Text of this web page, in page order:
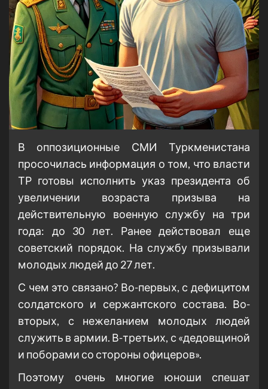
В оппозиционные СМИ Туркменистана
просочилась информация о том, что власти
ТР готовы исполнить указ президента об
увеличении возраста призыва на
действительную военную службу на три
года: до 30 лет. Ранее действовал еще
советский порядок. На службу призывали
молодых людей до 27 лет.
С чем это связано? Во-первых, с дефицитом
солдатского и сержантского состава. Во-
вторых, с нежеланием молодых людей
служить в армии. В-третьих, с «дедовщиной
и поборами со стороны офицеров».
Поэтому очень многие юноши спешат